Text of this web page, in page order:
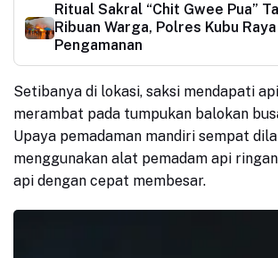
Ritual Sakral “Chit Gwee Pua”
Ribuan Warga, Polres Kubu
Pengamanan
Setibanya di lokasi, saksi mendapati
merambat pada tumpukan balokan
Upaya pemadaman mandiri sempat
menggunakan alat pemadam api ringan
api dengan cepat membesar.